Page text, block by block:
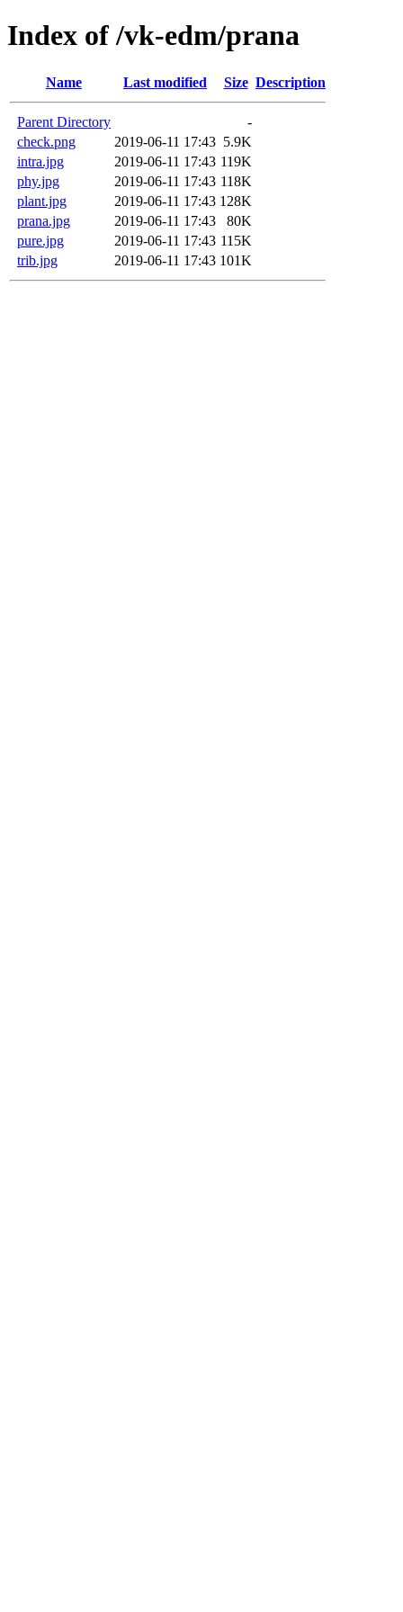
Index of /vk-edm/prana
Name Last modified Size Description
Parent Directory
-
check.png
2019-06-11 17:43 5.9K
intra.jpg
2019-06-11 17:43 119K
phy.jpg
2019-06-11 17:43 118K
plant.jpg
2019-06-11 17:43 128K
prana.jpg
2019-06-11 17:43
80K
pure.jpg
2019-06-11 17:43 115K
trib.jpg
2019-06-11 17:43 101K